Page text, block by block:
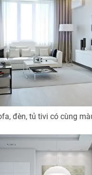
Vươn
VTV8
soạn English
đèn, tủ tivi có cùng